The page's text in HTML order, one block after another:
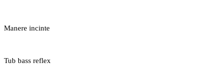
Manere incinte
Tub bass reflex